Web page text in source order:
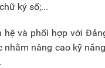
ký số;...
và phối hợp với
nâng cao kỹ